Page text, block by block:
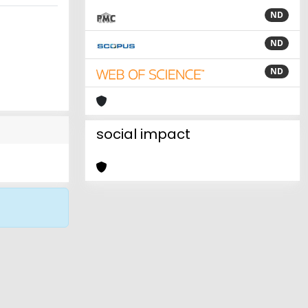
ND
ND
ND
social impact